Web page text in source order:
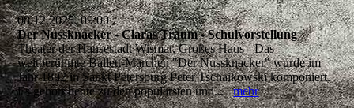
08.12.2025, 09:00
Der Nussknacker - Claras Traum - Schulvorstellung
Theater der Hansestadt Wismar, Großes Haus - Das
weltberühmte Ballett-Märchen "Der Nussknacker" wurde im
Jahr 1892 in Sankt Petersburg Peter Tschaikowski komponiert.
Es gehört heute zu den populärsten und...mehr